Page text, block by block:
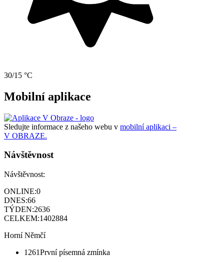
30/15 °C
Mobilní aplikace
Sledujte informace z našeho webu v mobilní aplikaci –
V OBRAZE.
Návštěvnost
Návštěvnost:
ONLINE:0
DNES:66
TÝDEN:2636
CELKEM:1402884
Horní Němčí
1261První písemná zmínka